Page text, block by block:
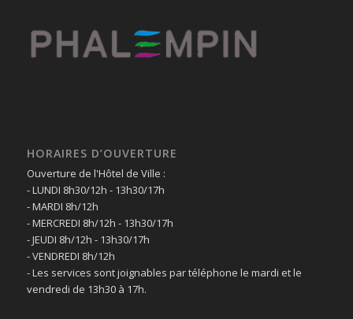
HORAIRES D’OUVERTURE
Ouverture de l'Hôtel de Ville :
- LUNDI 8h30/12h - 13h30/17h
- MARDI 8h/12h
- MERCREDI 8h/12h - 13h30/17h
- JEUDI 8h/12h - 13h30/17h
- VENDREDI 8h/12h
- Les services sont joignables par téléphone le mardi et le
vendredi de 13h30 à 17h.